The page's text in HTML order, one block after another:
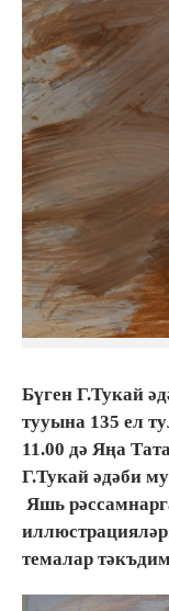
Бүген Г.Тукай
тууына 135 ел
11.00 дә Яңа
Г.Тукай әдәби
Яшь
темалар